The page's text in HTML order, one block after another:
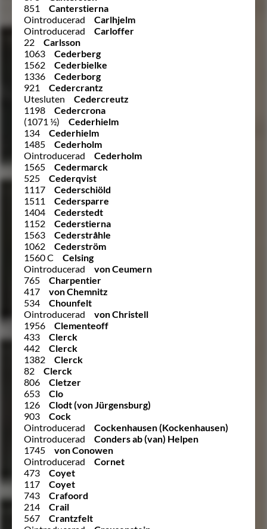
851
Canterstierna
Ointroducerad
Carlhjelm
Ointroducerad
Carloffer
22
Carlsson
1063
Cederberg
1562
Cederbielke
1336
Cederborg
921
Cedercrantz
Utesluten
Cedercreutz
1198
Cedercrona
(1071 ½)
Cederhielm
134
Cederhielm
1485
Cederholm
Ointroducerad
Cederholm
1565
Cedermarck
525
Cederqvist
1117
Cederschiöld
1511
Cedersparre
1404
Cederstedt
1152
Cederstierna
1563
Cederstråhle
1062
Cederström
1560 C
Celsing
Ointroducerad
von Ceumern
765
Charpentier
417
von Chemnitz
534
Chounfelt
Ointroducerad
von Christell
1956
Clementeoff
433
Clerck
442
Clerck
1382
Clerck
82
Clerck
806
Cletzer
653
Clo
126
Clodt (von Jürgensburg)
903
Cock
Ointroducerad
Cockenhausen (Kockenhausen)
Ointroducerad
Conders ab (van) Helpen
1745
von Conowen
Ointroducerad
Cornet
473
Coyet
117
Coyet
743
Crafoord
214
Crail
567
Crantzfelt